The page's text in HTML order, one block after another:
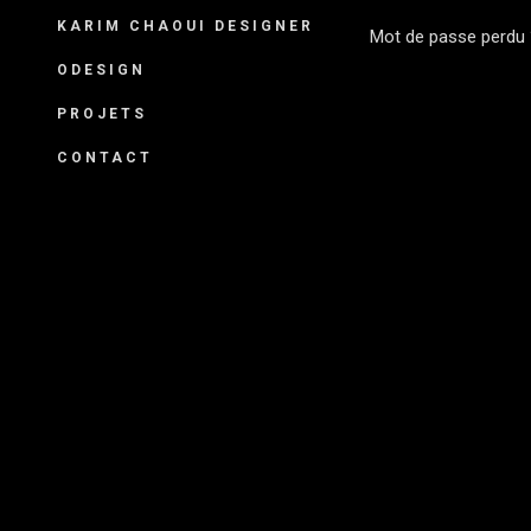
KARIM CHAOUI DESIGNER
ODESIGN
PROJETS
CONTACT
Mot de passe perdu